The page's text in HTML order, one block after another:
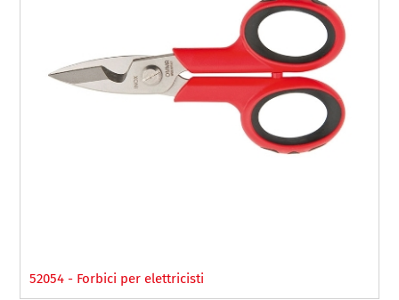
52054 - Forbici per elettricisti